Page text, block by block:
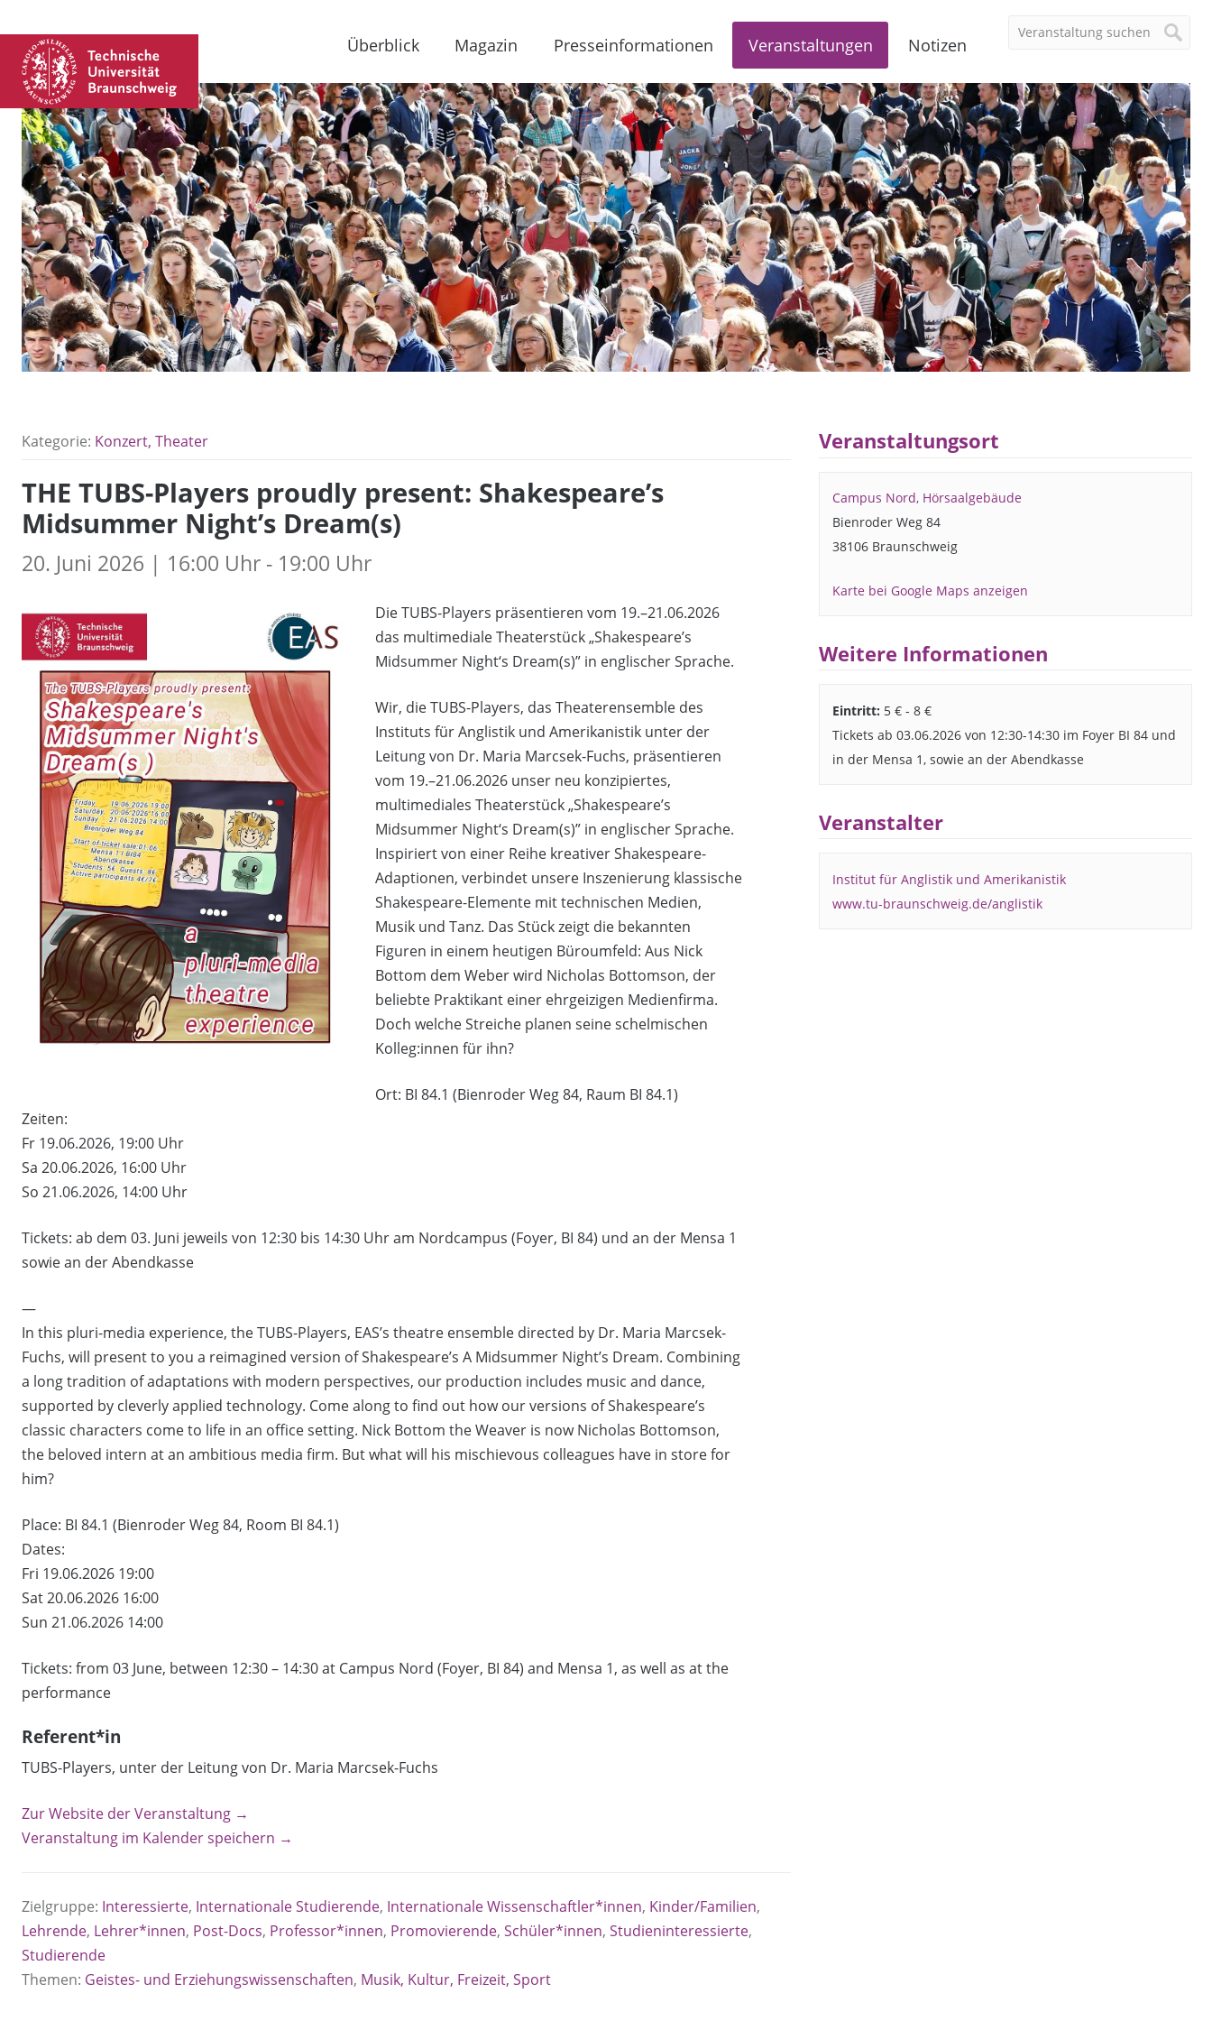
Überblick Magazin Presseinformationen Veranstaltungen Notizen
Kategorie: Konzert, Theater
THE TUBS-Players proudly present: Shakespeare’s
Midsummer Night’s Dream(s)
20. Juni 2026 | 16:00 Uhr - 19:00 Uhr
Die TUBS-Players präsentieren vom 19.–21.06.2026
das multimediale Theaterstück „Shakespeare’s
Midsummer Night‘s Dream(s)” in englischer Sprache.
Wir, die TUBS-Players, das Theaterensemble des
Instituts für Anglistik und Amerikanistik unter der
Leitung von Dr. Maria Marcsek-Fuchs, präsentieren
vom 19.–21.06.2026 unser neu konzipiertes,
multimediales Theaterstück „Shakespeare’s
Midsummer Night‘s Dream(s)” in englischer Sprache.
Inspiriert von einer Reihe kreativer Shakespeare-
Adaptionen, verbindet unsere Inszenierung klassische
Shakespeare-Elemente mit technischen Medien,
Musik und Tanz. Das Stück zeigt die bekannten
Figuren in einem heutigen Büroumfeld: Aus Nick
Bottom dem Weber wird Nicholas Bottomson, der
beliebte Praktikant einer ehrgeizigen Medienfirma.
Doch welche Streiche planen seine schelmischen
Kolleg:innen für ihn?
Ort: BI 84.1 (Bienroder Weg 84, Raum BI 84.1)
Zeiten:
Fr 19.06.2026, 19:00 Uhr
Sa 20.06.2026, 16:00 Uhr
So 21.06.2026, 14:00 Uhr
Tickets: ab dem 03. Juni jeweils von 12:30 bis 14:30 Uhr am Nordcampus (Foyer, BI 84) und an der Mensa 1
sowie an der Abendkasse
—
In this pluri-media experience, the TUBS-Players, EAS’s theatre ensemble directed by Dr. Maria Marcsek-
Fuchs, will present to you a reimagined version of Shakespeare’s A Midsummer Night’s Dream. Combining
a long tradition of adaptations with modern perspectives, our production includes music and dance,
supported by cleverly applied technology. Come along to find out how our versions of Shakespeare’s
classic characters come to life in an office setting. Nick Bottom the Weaver is now Nicholas Bottomson,
the beloved intern at an ambitious media firm. But what will his mischievous colleagues have in store for
him?
Place: BI 84.1 (Bienroder Weg 84, Room BI 84.1)
Dates:
Fri 19.06.2026 19:00
Sat 20.06.2026 16:00
Sun 21.06.2026 14:00
Tickets: from 03 June, between 12:30 – 14:30 at Campus Nord (Foyer, BI 84) and Mensa 1, as well as at the
performance
Referent*in
TUBS-Players, unter der Leitung von Dr. Maria Marcsek-Fuchs
Zur Website der Veranstaltung →
Veranstaltung im Kalender speichern →
Zielgruppe: Interessierte, Internationale Studierende, Internationale Wissenschaftler*innen, Kinder/Familien,
Lehrende, Lehrer*innen, Post-Docs, Professor*innen, Promovierende, Schüler*innen, Studieninteressierte,
Studierende
Themen: Geistes- und Erziehungswissenschaften, Musik, Kultur, Freizeit, Sport
Veranstaltungsort
Campus Nord, Hörsaalgebäude
Bienroder Weg 84
38106 Braunschweig
Karte bei Google Maps anzeigen
Weitere Informationen
Eintritt: 5 € - 8 €
Tickets ab 03.06.2026 von 12:30-14:30 im Foyer BI 84 und
in der Mensa 1, sowie an der Abendkasse
Veranstalter
Institut für Anglistik und Amerikanistik
www.tu-braunschweig.de/anglistik